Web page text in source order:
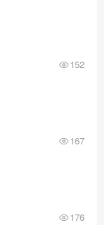
152
167
176